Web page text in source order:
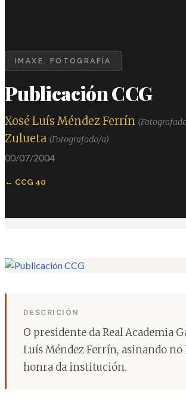
IMAXE. FOTOGRAFÍA
Publicación CCG
Xosé Luís Méndez Ferrín
Zulueta (Fotografado/a)
00/07/2004
CCG 40
DESCRICIÓN
O presidente da Real Academia
Luís Méndez Ferrín, asinando no
honra da institución.